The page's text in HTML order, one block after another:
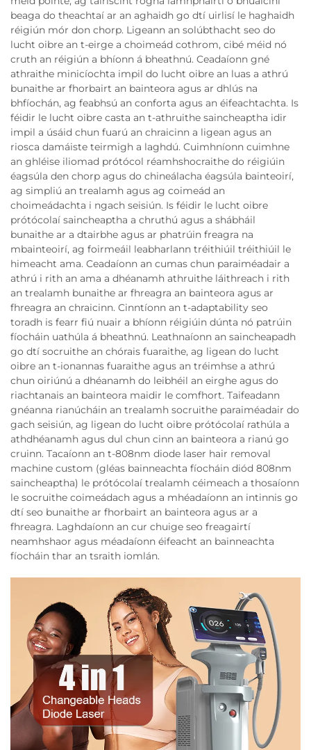
beaga do theachtaí ar an aghaidh go dtí uirlisí le haghaidh
réigiún mór don chorp. Ligeann an solúbthacht seo do
lucht oibre an t-eirge a choimeád cothrom, cibé méid nó
cruth an réigiún a bhíonn á bheathnú. Ceadaíonn gné
athraithe minicíochta impil do lucht oibre an luas a athrú
bunaithe ar fhorbairt an bainteora agus ar dhlús na
bhfíochán, ag feabhsú an conforta agus an éifeachtachta. Is
féidir le lucht oibre casta an t-athruithe saincheaptha idir
impil a úsáid chun fuarú an chraicinn a ligean agus an
riosca damáiste teirmigh a laghdú. Cuimhníonn cuimhne
an ghléise iliomad prótócol réamhshocraithe do réigiúin
éagsúla den chorp agus do chineálacha éagsúla bainteoirí,
ag simpliú an trealamh agus ag coimeád an
choimeádachta i ngach seisiún. Is féidir le lucht oibre
prótócolaí saincheaptha a chruthú agus a shábháil
bunaithe ar a dtairbhe agus ar phatrúin freagra na
mbainteoirí, ag foirmeáil leabharlann tréithiúil tréithiúil le
himeacht ama. Ceadaíonn an cumas chun paraiméadair a
athrú i rith an ama a dhéanamh athruithe láithreach i rith
an trealamh bunaithe ar fhreagra an bainteora agus ar
fhreagra an chraicinn. Cinntíonn an t-adaptability seo
toradh is fearr fiú nuair a bhíonn réigiúin dúnta nó patrúin
fíocháin uathúla á bheathnú. Leathnaíonn an saincheapadh
go dtí socruithe an chórais fuaraithe, ag ligean do lucht
oibre an t-ionannas fuaraithe agus an tréimhse a athrú
chun oiriúnú a dhéanamh do leibhéil an eirghe agus do
riachtanais an bainteora maidir le comfhort. Taifeadann
gnéanna rianúcháin an trealamh socruithe paraiméadair do
gach seisiún, ag ligean do lucht oibre prótócolaí rathúla a
athdhéanamh agus dul chun cinn an bainteora a rianú go
cruinn. Tacaíonn an t-808nm diode laser hair removal
machine custom (gléas bainneachta fíocháin diód 808nm
saincheaptha) le prótócolaí trealamh céimeach a thosaíonn
le socruithe coimeádach agus a mhéadaíonn an intinnis go
dtí seo bunaithe ar fhorbairt an bainteora agus ar a
fhreagra. Laghdaíonn an cur chuige seo freagairtí
neamhshaor agus méadaíonn éifeacht an bainneachta
fíocháin thar an tsraith iomlán.